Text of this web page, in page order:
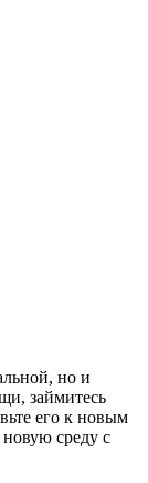
но и
займитесь
его к новым
среду с